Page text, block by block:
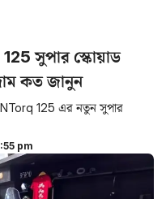
সুপার স্কোয়াড
কত জানুন
NTorq 125 এর নতুন সুপার
pm